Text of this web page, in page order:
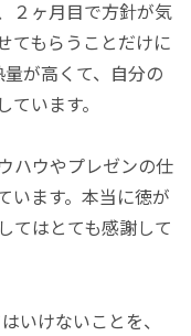
２ヶ月目で方針が気
てもらうことだけに
が高くて、自分の
います。
ハウやプレゼンの仕
います。本当に徳が
てはとても感謝して
いけないことを、